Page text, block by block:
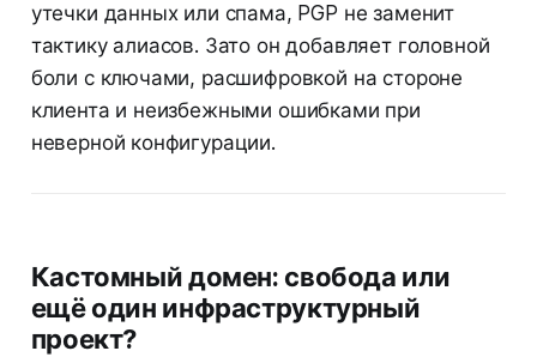
утечки данных или спама, PGP не заменит
тактику алиасов. Зато он добавляет головной
боли с ключами, расшифровкой на стороне
клиента и неизбежными ошибками при
неверной конфигурации.
Кастомный домен: свобода или
ещё один инфраструктурный
проект?